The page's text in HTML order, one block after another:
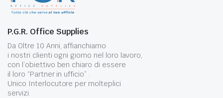
P.G.R. Office Supplies
Da Oltre 10 Anni, affianchiamo
i nostri clienti ogni giorno nel loro lavoro,
con l’obiettivo ben chiaro di essere
il loro “Partner in ufficio” .
Unico Interlocutore per molteplici
servizi.